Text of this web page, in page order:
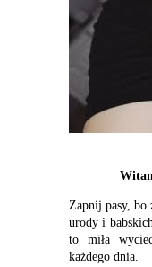
Zapnij pasy, bo
urody i
to miła
każdego dnia.